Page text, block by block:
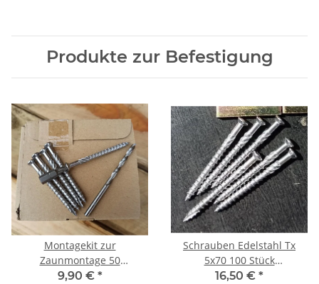
Produkte zur Befestigung
Montagekit zur
Zaunmontage 50
Schrauben, Bit, Bohrer. V2A
9,90 € *
Schrauben Edelstahl Tx
5x70 100 Stück
Terrassenschrauben
16,50 € *